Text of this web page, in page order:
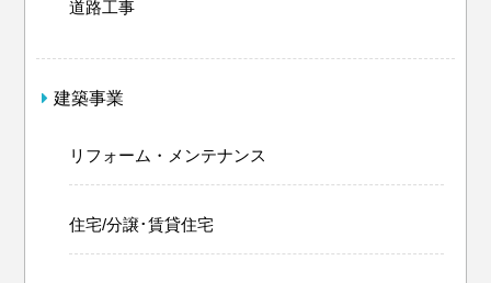
道路工事
建築事業
リフォーム・メンテナンス
住宅/分譲･賃貸住宅